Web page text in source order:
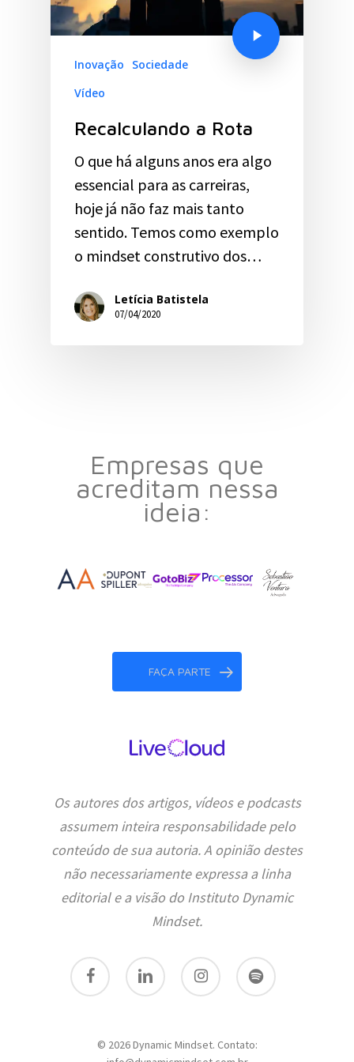
Inovação
Sociedade
Vídeo
Recalculando a Rota
O que há alguns anos era algo
essencial para as carreiras,
hoje já não faz mais tanto
sentido. Temos como exemplo
o mindset construtivo dos…
Letícia Batistela
07/04/2020
Empresas que
acreditam nessa
ideia:
FAÇA PARTE
Os autores dos artigos, vídeos e podcasts
assumem inteira responsabilidade pelo
conteúdo de sua autoria. A opinião destes
não necessariamente expressa a linha
editorial e a visão do Instituto Dynamic
Mindset.
facebook linkedin instagram spotify
© 2026 Dynamic Mindset. Contato: